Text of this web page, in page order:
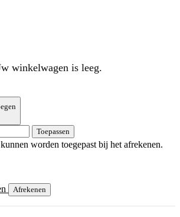
winkelwagen is leeg.
Toepassen
worden toegepast bij het afrekenen.
Afrekenen